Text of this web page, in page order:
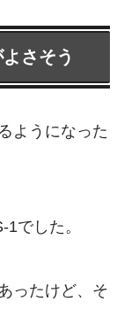
さそう
ようになった
でした。
ったけど、そ